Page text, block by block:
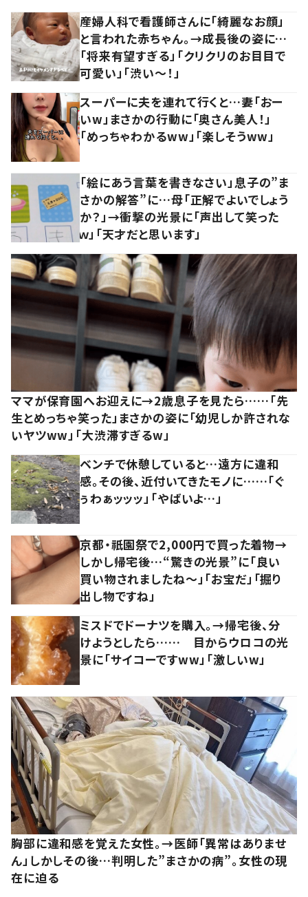
産婦人科で看護師さんに「綺麗なお顔」
と言われた赤ちゃん。→成長後の姿に…
「将来有望すぎる」「クリクリのお目目で
可愛い」「渋い～！」
スーパーに夫を連れて行くと…妻「おー
いw」まさかの行動に「奥さん美人！」
「めっちゃわかるww」「楽しそうww」
「絵にあう言葉を書きなさい」息子の”ま
さかの解答”に…母「正解でよいでしょう
か？」→衝撃の光景に「声出して笑った
ｗ」「天才だと思います」
ママが保育園へお迎えに→2歳息子を見たら……「先
生とめっちゃ笑った」まさかの姿に「幼児しか許されな
いヤツww」「大渋滞すぎるw」
ベンチで休憩していると…遠方に違和
感。その後、近付いてきたモノに……「ぐ
ぅわぁッッッ」「やばいよ…」
京都・祇園祭で2,000円で買った着物→
しかし帰宅後…“驚きの光景”に「良い
買い物されましたね～」「お宝だ」「掘り
出し物ですね」
ミスドでドーナツを購入。→帰宅後、分
けようとしたら…… 目からウロコの光
景に「サイコーですww」「激しいw」
胸部に違和感を覚えた女性。→医師「異常はありませ
ん」しかしその後…判明した”まさかの病”。女性の現
在に迫る